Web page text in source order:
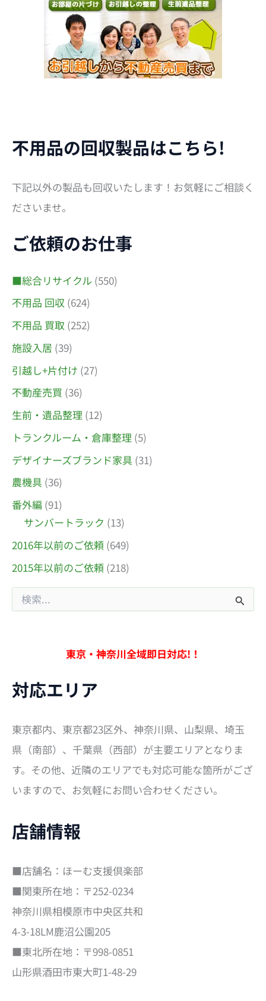
不用品の回収製品はこちら!
下記以外の製品も回収いたします！お気軽にご相談く
ださいませ。
ご依頼のお仕事
■総合リサイクル (550)
不用品 回収 (624)
不用品 買取 (252)
施設入居 (39)
引越し+片付け (27)
不動産売買 (36)
生前・遺品整理 (12)
トランクルーム・倉庫整理 (5)
デザイナーズブランド家具 (31)
農機具 (36)
番外編 (91)
サンバートラック (13)
2016年以前のご依頼 (649)
2015年以前のご依頼 (218)
索
東京・神奈川全域即日対応!！
対応エリア
東京都内、東京都23区外、神奈川県、山梨県、埼玉
県（南部）、千葉県（西部）が主要エリアとなりま
す。その他、近隣のエリアでも対応可能な箇所がござ
いますので、お気軽にお問い合わせください。
店舗情報
■店舗名：ほーむ支援倶楽部
■関東所在地：〒252-0234
神奈川県相模原市中央区共和
4-3-18LM鹿沼公園205
■東北所在地：〒998-0851
山形県酒田市東大町1-48-29